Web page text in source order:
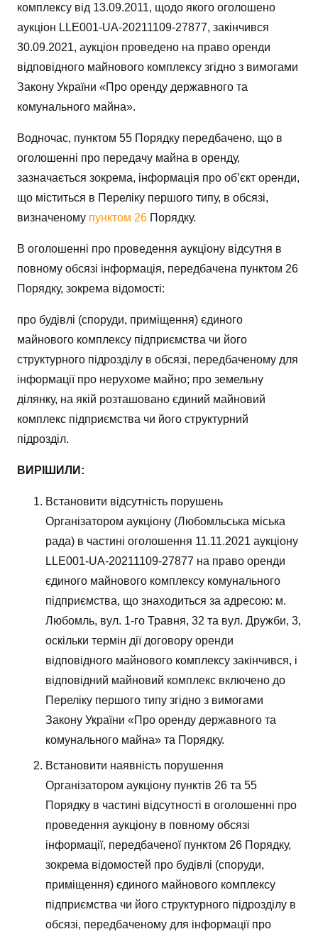
комплексу від 13.09.2011, щодо якого оголошено
аукціон LLE001-UA-20211109-27877, закінчився
30.09.2021, аукціон проведено на право оренди
відповідного майнового комплексу згідно з вимогами
Закону України «Про оренду державного та
комунального майна».
Водночас, пунктом 55 Порядку передбачено, що в
оголошенні про передачу майна в оренду,
зазначається зокрема, інформація про об’єкт оренди,
що міститься в Переліку першого типу, в обсязі,
визначеному пунктом 26 Порядку.
В оголошенні про проведення аукціону відсутня в
повному обсязі інформація, передбачена пунктом 26
Порядку, зокрема відомості:
про будівлі (споруди, приміщення) єдиного
майнового комплексу підприємства чи його
структурного підрозділу в обсязі, передбаченому для
інформації про нерухоме майно; про земельну
ділянку, на якій розташовано єдиний майновий
комплекс підприємства чи його структурний
підрозділ.
ВИРІШИЛИ:
Встановити відсутність порушень
Організатором аукціону (Любомльська міська
рада) в частині оголошення 11.11.2021 аукціону
LLE001-UA-20211109-27877 на право оренди
єдиного майнового комплексу комунального
підприємства, що знаходиться за адресою: м.
Любомль, вул. 1-го Травня, 32 та вул. Дружби, 3,
оскільки термін дії договору оренди
відповідного майнового комплексу закінчився, і
відповідний майновий комплекс включено до
Переліку першого типу згідно з вимогами
Закону України «Про оренду державного та
комунального майна» та Порядку.
Встановити наявність порушення
Організатором аукціону пунктів 26 та 55
Порядку в частині відсутності в оголошенні про
проведення аукціону в повному обсязі
інформації, передбаченої пунктом 26 Порядку,
зокрема відомостей про будівлі (споруди,
приміщення) єдиного майнового комплексу
підприємства чи його структурного підрозділу в
обсязі, передбаченому для інформації про